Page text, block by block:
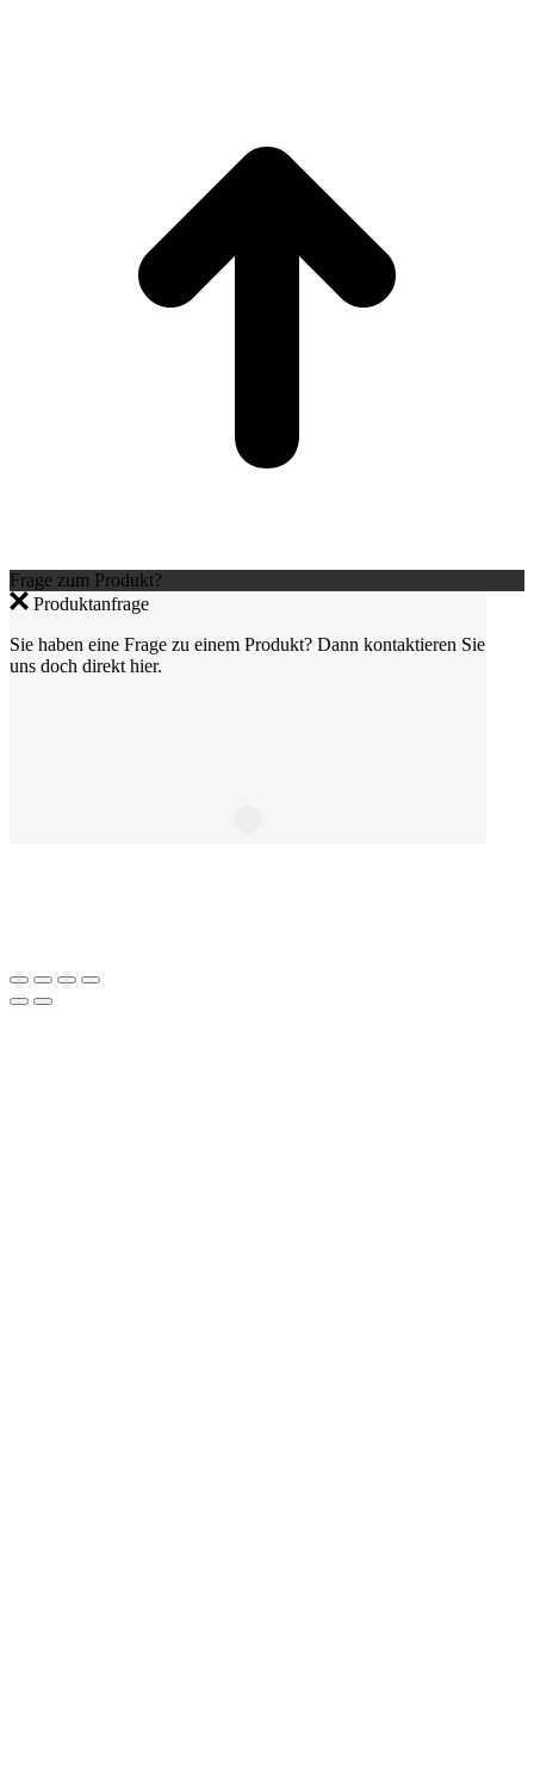
Frage zum Produkt?
Produktanfrage
Sie haben eine Frage zu einem Produkt? Dann kontaktieren Sie
uns doch direkt hier.